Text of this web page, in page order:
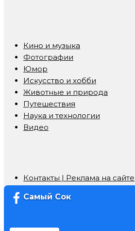
Кино и музыка
Фотографии
Юмор
Искусство и хобби
Животные и природа
Путешествия
Наука и технологии
Видео
Контакты | Реклама на сайте
Самый Сок